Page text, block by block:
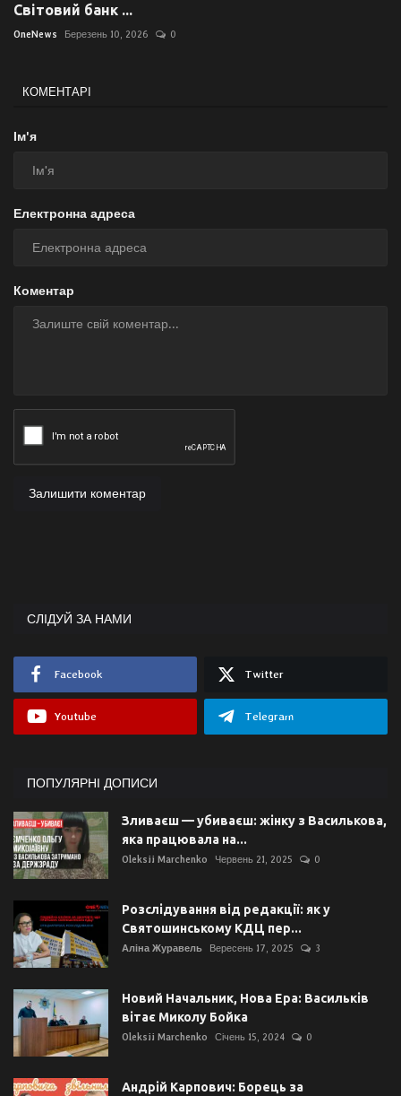
Світовий банк ...
OneNews Березень 10, 2026 0
КОМЕНТАРІ
Ім'я
Електронна адреса
Коментар
Залишити коментар
СЛІДУЙ ЗА НАМИ
Facebook Twitter
Youtube Telegram
ПОПУЛЯРНІ ДОПИСИ
Зливаєш — убиваєш: жінку з Василькова,
яка працювала на...
Oleksii Marchenko Червень 21, 2025 0
Розслідування від редакції: як у
Святошинському КДЦ пер...
Аліна Журавель Вересень 17, 2025 3
Новий Начальник, Нова Ера: Васильків
вітає Миколу Бойка
Oleksii Marchenko Січень 15, 2024 0
Андрій Карпович: Борець за